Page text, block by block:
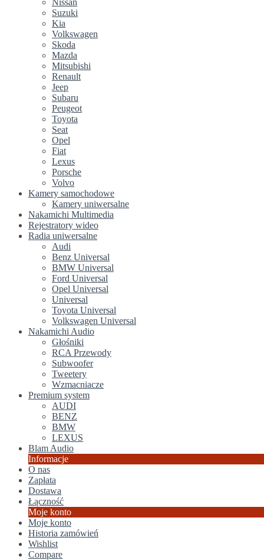
Nissan
Suzuki
Kia
Volkswagen
Skoda
Mazda
Mitsubishi
Renault
Jeep
Subaru
Peugeot
Toyota
Seat
Opel
Fiat
Lexus
Porsche
Volvo
Kamery samochodowe
Kamery uniwersalne
Nakamichi Multimedia
Rejestratory wideo
Radia uniwersalne
Audi
Benz Universal
BMW Universal
Ford Universal
Opel Universal
Universal
Toyota Universal
Volkswagen Universal
Nakamichi Audio
Głośniki
RCA Przewody
Subwoofer
Tweetery
Wzmacniacze
Premium system
AUDI
BENZ
BMW
LEXUS
Blam Audio
Informacje
O nas
Zapłata
Dostawa
Łączność
Moje konto
Moje konto
Historia zamówień
Wishlist
Compare